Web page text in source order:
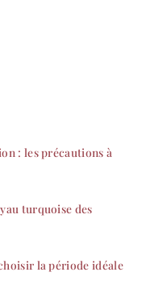
: les précautions à
turquoise des
la période idéale